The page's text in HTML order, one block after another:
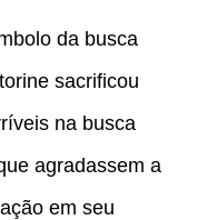
da busca
sacrificou
na busca
agradassem a
em seu